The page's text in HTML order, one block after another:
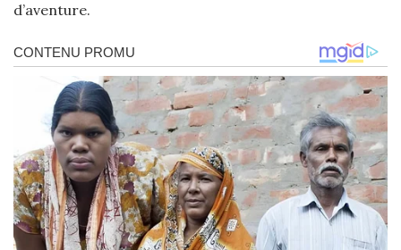
d’aventure.